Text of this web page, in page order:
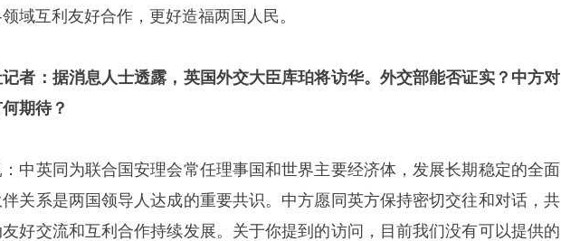
域互利友好合作，更好造福两国人民。
者：据消息人士透露，英国外交大臣库珀将访华。外交部能否证实？中方对
期待？
中英同为联合国安理会常任理事国和世界主要经济体，发展长期稳定的全面
关系是两国领导人达成的重要共识。中方愿同英方保持密切交往和对话，共
友好交流和互利合作持续发展。关于你提到的访问，目前我们没有可以提供的